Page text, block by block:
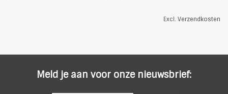
Excl. Verzendkosten
Meld je aan voor onze nieuwsbrief: